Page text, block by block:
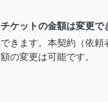
チケットの金額は変更で
できます。本契約（依頼
額の変更は可能です。